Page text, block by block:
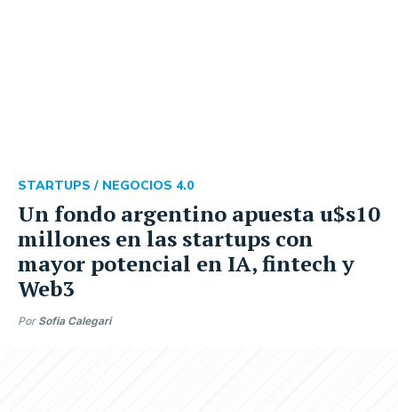
Un fondo argentino apuesta u$s10
millones en las startups con
mayor potencial en IA, fintech y
Web3
STARTUPS / NEGOCIOS 4.0
Por Sofia Calegari